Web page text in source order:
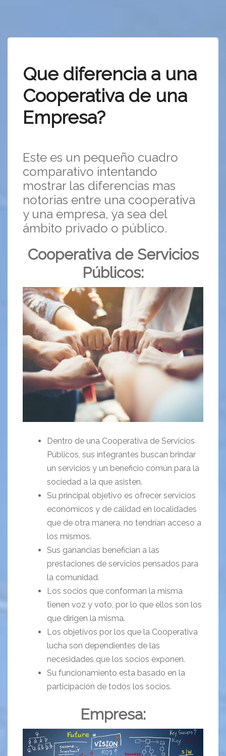
Que diferencia a una
Cooperativa de una
Empresa?
Este es un pequeño cuadro
comparativo intentando
mostrar las diferencias mas
notorias entre una cooperativa
y una empresa, ya sea del
ámbito privado o público.
Cooperativa de Servicios
Públicos:
Dentro de una Cooperativa de Servicios
Públicos, sus integrantes buscan brindar
un servicios y un beneficio común para la
sociedad a la que asisten.
Su principal objetivo es ofrecer servicios
económicos y de calidad en localidades
que de otra manera, no tendrían acceso a
los mismos.
Sus ganancias benefician a las
prestaciones de servicios pensados para
la comunidad.
Los socios que conforman la misma
tienen voz y voto, por lo que ellos son los
que dirigen la misma.
Los objetivos por los que la Cooperativa
lucha son dependientes de las
necesidades que los socios exponen.
Su funcionamiento esta basado en la
participación de todos los socios.
Empresa: